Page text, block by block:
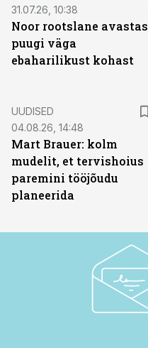
31.07.26, 10:38
Noor rootslane avastas
puugi väga
ebaharilikust kohast
UUDISED
04.08.26, 14:48
Mart Brauer: kolm
mudelit, et tervishoius
paremini tööjõudu
planeerida